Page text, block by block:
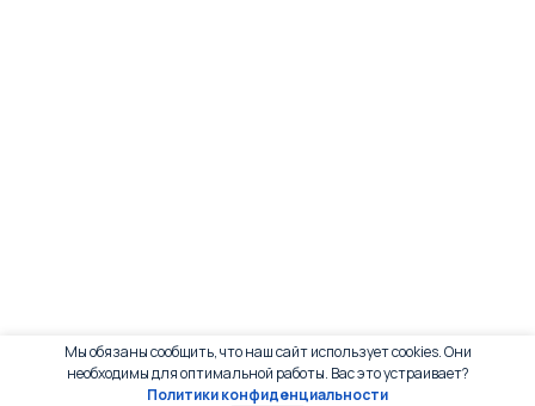
Мы обязаны сообщить, что наш сайт использует cookies. Они
необходимы для оптимальной работы. Вас это устраивает?
Политики конфиденциальности